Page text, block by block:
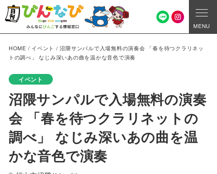
MENU
HOME / イベント /沼隈サンパルで入場無料の演奏会 「春を待つクラリネッ
トの調べ」 なじみ深いあの曲を温かな音色で演奏
イベント
沼隈サンパルで入場無料の演奏
会 「春を待つクラリネットの
調べ」 なじみ深いあの曲を温
かな音色で演奏